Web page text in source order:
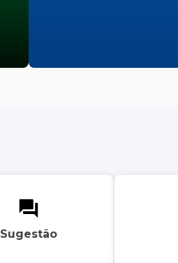
Sugestão